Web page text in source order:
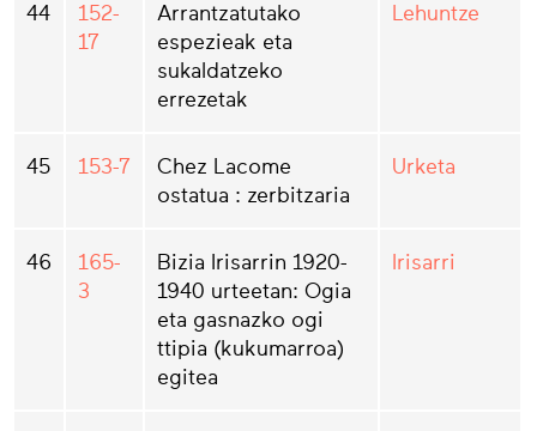
44
152-
17
Arrantzatutako
espezieak eta
sukaldatzeko
errezetak
Lehuntze
45 153-7
Chez Lacome
ostatua : zerbitzaria
Urketa
46
165-
3
Bizia Irisarrin 1920-
1940 urteetan: Ogia
eta gasnazko ogi
ttipia (kukumarroa)
egitea
Irisarri